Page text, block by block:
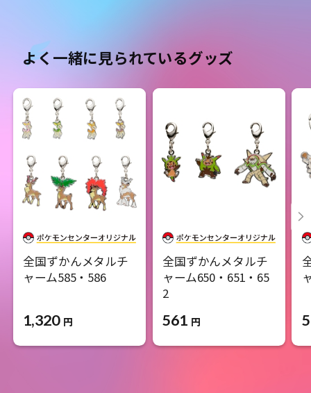
よく一緒に見られているグッズ
全国ずかんメタルチ
ャーム585・586
1,320 円
全国ずかんメタルチ
ャーム650・651・65
2
561 円